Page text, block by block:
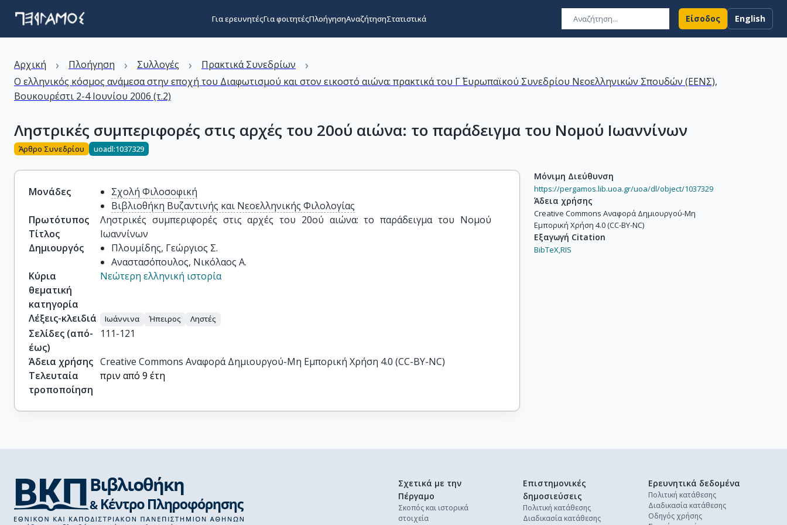
Για ερευνητέςΓια φοιτητέςΠλοήγησηΑναζήτησηΣτατιστικά Είσοδος English
Αρχική › Πλοήγηση › Συλλογές › Πρακτικά Συνεδρίων ›
Ο ελληνικός κόσμος ανάμεσα στην εποχή του Διαφωτισμού και στον εικοστό αιώνα: πρακτικά του Γ΄ Ευρωπαϊκού Συνεδρίου Νεοελληνικών Σπουδών (ΕΕΝΣ),
Βουκουρέστι 2-4 Ιουνίου 2006 (τ.2)
Ληστρικές συμπεριφορές στις αρχές του 20ού αιώνα: το παράδειγμα του Νομού Ιωαννίνων
Άρθρο Συνεδρίου uoadl:1037329
Μονάδες
Σχολή Φιλοσοφική
Βιβλιοθήκη Βυζαντινής και Νεοελληνικής Φιλολογίας
Πρωτότυπος
Τίτλος
Ληστρικές συμπεριφορές στις αρχές του 20ού αιώνα: το παράδειγμα του Νομού
Ιωαννίνων
Δημιουργός
Πλουμίδης, Γεώργιος Σ.
Αναστασόπουλος, Νικόλαος Α.
Κύρια
θεματική
κατηγορία
Νεώτερη ελληνική ιστορία
Λέξεις-κλειδιά Ιωάννινα Ήπειρος Ληστές
Σελίδες (από-
έως)
111-121
Άδεια χρήσης Creative Commons Αναφορά Δημιουργού-Μη Εμπορική Χρήση 4.0 (CC-BY-NC)
Τελευταία
τροποποίηση
πριν από 9 έτη
Μόνιμη Διεύθυνση
https://pergamos.lib.uoa.gr/uoa/dl/object/1037329
Άδεια χρήσης
Creative Commons Αναφορά Δημιουργού-Μη
Εμπορική Χρήση 4.0 (CC-BY-NC)
Εξαγωγή Citation
BibTeX,RIS
Σχετικά με την
Πέργαμο
Σκοπός και ιστορικά
στοιχεία
Επιστημονικές
δημοσιεύσεις
Πολιτική κατάθεσης
Διαδικασία κατάθεσης
Ερευνητικά δεδομένα
Πολιτική κατάθεσης
Διαδικασία κατάθεσης
Οδηγός χρήσης